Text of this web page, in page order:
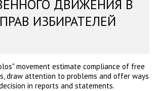
ДВИЖЕНИЯ В
ИЗБИРАТЕЛЕЙ
movement estimate compliance of free
draw attention to problems and offer ways
in reports and statements.